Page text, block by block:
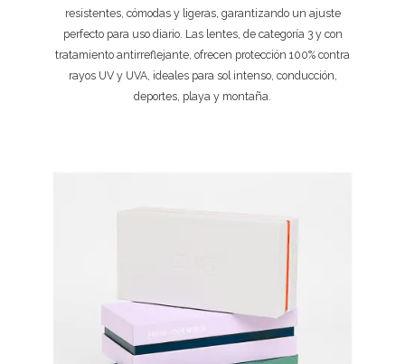
resistentes, cómodas y ligeras, garantizando un ajuste
perfecto para uso diario. Las lentes, de categoría 3 y con
tratamiento antirreflejante, ofrecen protección 100% contra
rayos UV y UVA, ideales para sol intenso, conducción,
deportes, playa y montaña.